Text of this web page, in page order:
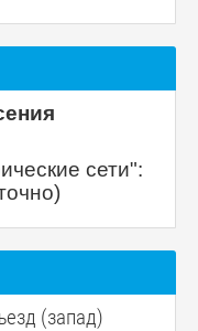
сети":
(запад)